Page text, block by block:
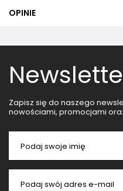
OPINIE
Zapisz się do naszego
nowościami, promocjami
Podaj swoje imię
Podaj swój adres e-mail